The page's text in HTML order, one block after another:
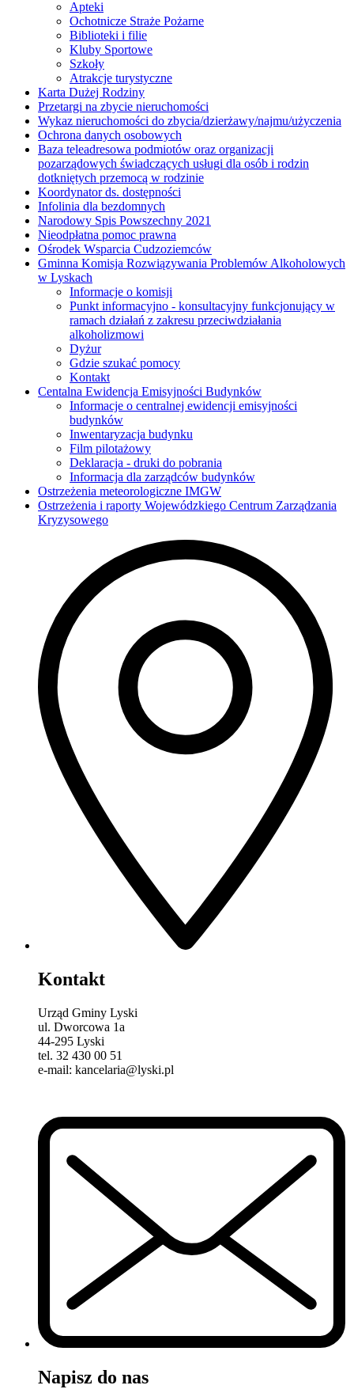
Apteki
Ochotnicze Straże Pożarne
Biblioteki i filie
Kluby Sportowe
Szkoły
Atrakcje turystyczne
Karta Dużej Rodziny
Przetargi na zbycie nieruchomości
Wykaz nieruchomości do zbycia/dzierżawy/najmu/użyczenia
Ochrona danych osobowych
Baza teleadresowa podmiotów oraz organizacji
pozarządowych świadczących usługi dla osób i rodzin
dotkniętych przemocą w rodzinie
Koordynator ds. dostępności
Infolinia dla bezdomnych
Narodowy Spis Powszechny 2021
Nieodpłatna pomoc prawna
Ośrodek Wsparcia Cudzoziemców
Gminna Komisja Rozwiązywania Problemów Alkoholowych
w Lyskach
Informacje o komisji
Punkt informacyjno - konsultacyjny funkcjonujący w
ramach działań z zakresu przeciwdziałania
alkoholizmowi
Dyżur
Gdzie szukać pomocy
Kontakt
Centalna Ewidencja Emisyjności Budynków
Informacje o centralnej ewidencji emisyjności
budynków
Inwentaryzacja budynku
Film pilotażowy
Deklaracja - druki do pobrania
Informacja dla zarządców budynków
Ostrzeżenia meteorologiczne IMGW
Ostrzeżenia i raporty Wojewódzkiego Centrum Zarządzania
Kryzysowego
Kontakt
Urząd Gminy Lyski
ul. Dworcowa 1a
44-295 Lyski
tel. 32 430 00 51
e-mail: kancelaria@lyski.pl
Napisz do nas